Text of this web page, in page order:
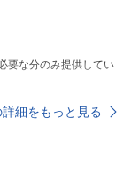
要な分のみ提供してい
細をもっと見る